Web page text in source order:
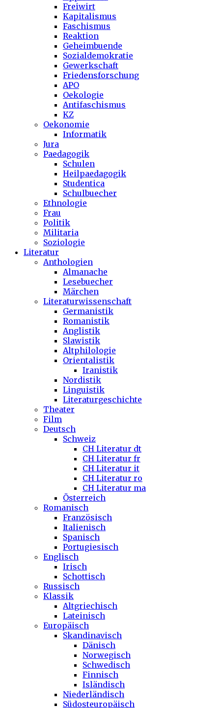
Freiwirt
Kapitalismus
Faschismus
Reaktion
Geheimbuende
Sozialdemokratie
Gewerkschaft
Friedensforschung
APO
Oekologie
Antifaschismus
KZ
Oekonomie
Informatik
Jura
Paedagogik
Schulen
Heilpaedagogik
Studentica
Schulbuecher
Ethnologie
Frau
Politik
Militaria
Soziologie
Literatur
Anthologien
Almanache
Lesebuecher
Märchen
Literaturwissenschaft
Germanistik
Romanistik
Anglistik
Slawistik
Altphilologie
Orientalistik
Iranistik
Nordistik
Linguistik
Literaturgeschichte
Theater
Film
Deutsch
Schweiz
CH Literatur dt
CH Literatur fr
CH Literatur it
CH Literatur ro
CH Literatur ma
Österreich
Romanisch
Französisch
Italienisch
Spanisch
Portugiesisch
Englisch
Irisch
Schottisch
Russisch
Klassik
Altgriechisch
Lateinisch
Europäisch
Skandinavisch
Dänisch
Norwegisch
Schwedisch
Finnisch
Isländisch
Niederländisch
Südosteuropäisch